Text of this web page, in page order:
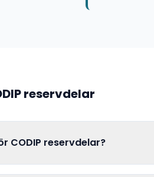
reservdelar
CODIP reservdelar?